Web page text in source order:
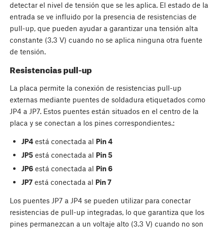
detectar el nivel de tensión que se les aplica. El estado de la
entrada se ve influido por la presencia de resistencias de
pull-up, que pueden ayudar a garantizar una tensión alta
constante (3.3 V) cuando no se aplica ninguna otra fuente
de tensión.
Resistencias pull-up
La placa permite la conexión de resistencias pull-up
externas mediante puentes de soldadura etiquetados como
JP4 a JP7. Estos puentes están situados en el centro de la
placa y se conectan a los pines correspondientes.:
JP4está conectada al Pin 4
JP5está conectada al Pin 5
JP6está conectada al Pin 6
JP7está conectada al Pin 7
Los puentes JP7 a JP4 se pueden utilizar para conectar
resistencias de pull-up integradas, lo que garantiza que los
pines permanezcan a un voltaje alto (3.3 V) cuando no son